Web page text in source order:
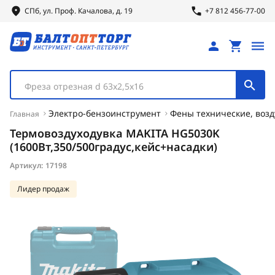
СПб, ул. Проф. Качалова, д. 19 +7 812 456-77-00
Фреза отрезная d 63х2,5х16
Главная Электро-бензоинструмент Фены технические,
Термовоздуходувка MAKITA HG5030K
(1600Вт,350/500градус,кейс+насадки)
Артикул: 17198
Лидер продаж